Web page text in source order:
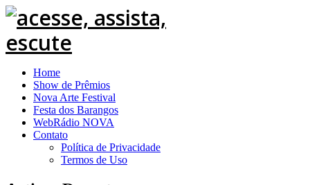
Home
Show de Prêmios
Nova Arte Festival
Festa dos Barangos
WebRádio NOVA
Contato
Política de Privacidade
Termos de Uso